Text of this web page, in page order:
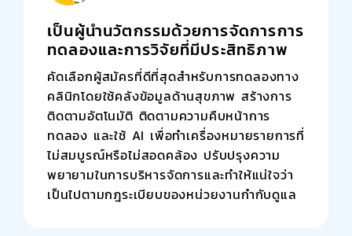
เป็นผู้นำนวัตกรรมด้วยการจัดการการ
ทดลองและการวิจัยที่มีประสิทธิภาพ
คัดเลือกผู้สมัครที่ดีที่สุดสำหรับการทดลองทาง
คลินิกโดยใช้คลังข้อมูลด้านสุขภาพ สร้างการ
ติดตามอัตโนมัติ ติดตามความคืบหน้าการ
ทดลอง และใช้ AI เพื่อทำเครื่องหมายรายการที่
ไม่สมบูรณ์หรือไม่สอดคล้อง ปรับปรุงความ
พยายามในการบริหารจัดการและทำให้แน่ใจว่า
เป็นไปตามกฎระเบียบของหน่วยงานกำกับดูแล